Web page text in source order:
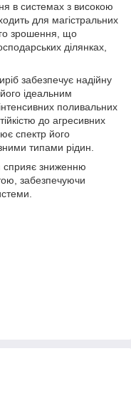
в системах з високою
для магістральних
зрошення, що
ділянках,
забезпечує надійну
ідеальним
поливальних
до агресивних
спектр його
типами рідин.
сприяє зниженню
забезпечуючи